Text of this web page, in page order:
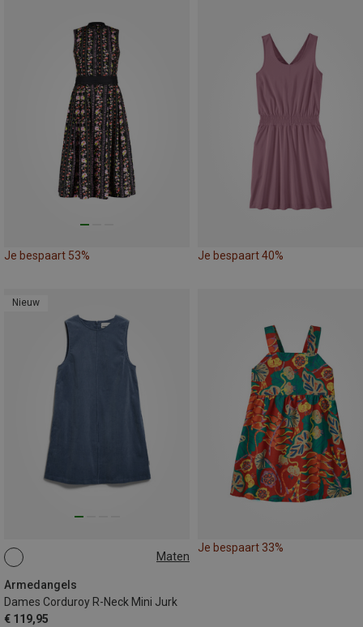
Je bespaart 53% Je bespaart 40%
Nieuw
Maten
Armedangels
Dames Corduroy R-Neck Mini Jurk
€ 119,95
XS
Je bespaart 33%